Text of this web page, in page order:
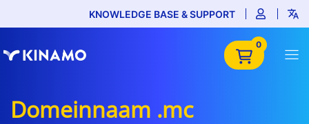
KNOWLEDGE BASE & SUPPORT
0
Domeinnaam .mc